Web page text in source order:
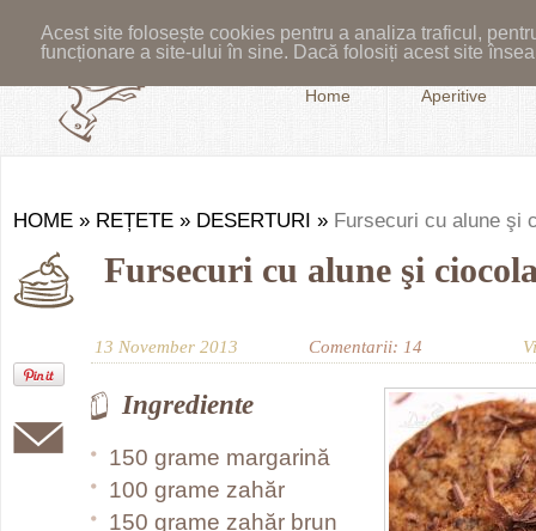
Acest site folosește cookies pentru a analiza traficul,
funcționare a site-ului în sine. Dacă folosiți acest site
Home Aperitive
HOME » REȚETE » DESERTURI » Fursecuri cu alune şi
Fursecuri cu alune şi
13 November 2013 Comentarii: 14
Ingrediente
150 grame margarină
100 grame zahăr
150 grame zahăr brun